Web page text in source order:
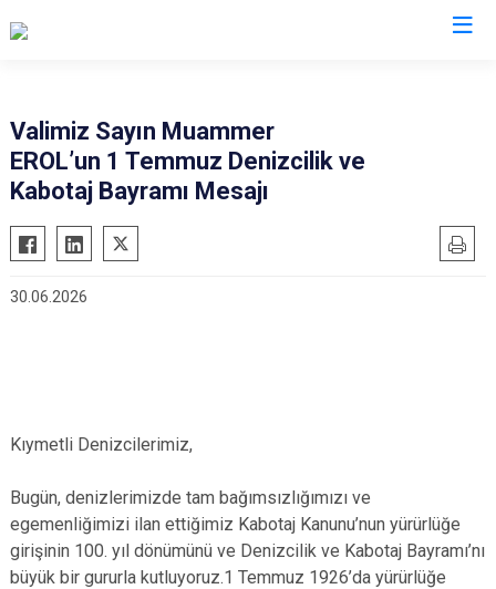
Valimiz Sayın Muammer
EROL’un 1 Temmuz Denizcilik ve
Kabotaj Bayramı Mesajı
30.06.2026
Kıymetli Denizcilerimiz,
Bugün, denizlerimizde tam bağımsızlığımızı ve
egemenliğimizi ilan ettiğimiz Kabotaj Kanunu’nun yürürlüğe
girişinin 100. yıl dönümünü ve Denizcilik ve Kabotaj Bayramı’nı
büyük bir gururla kutluyoruz.1 Temmuz 1926’da yürürlüğe